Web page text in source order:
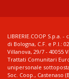
LIBRERIE.COOP
di Bologna, C.F. e P.I.:
Villanova, 29/7 - 40055
Trattati Comunitari
unipersonale
Soc. Coop., Castenaso